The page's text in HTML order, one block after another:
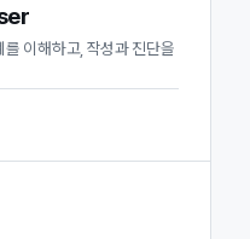
이해하고, 작성과 진단을